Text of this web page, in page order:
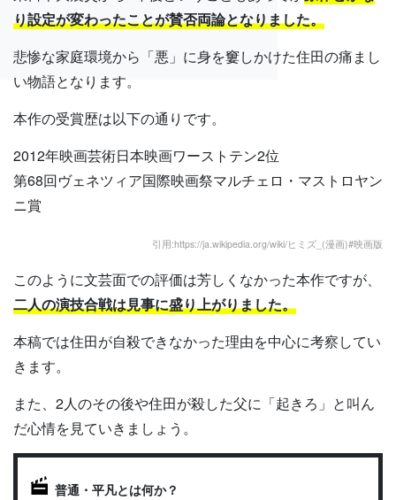
り設定が変わったことが賛否両論となりました。
悲惨な家庭環境から「悪」に身を窶しかけた住田の痛まし
い物語となります。
本作の受賞歴は以下の通りです。
2012年映画芸術日本映画ワーストテン2位
第68回ヴェネツィア国際映画祭マルチェロ・マストロヤン
ニ賞
引用:https://ja.wikipedia.org/wiki/ヒミズ_(漫画)#映画版
このように文芸面での評価は芳しくなかった本作ですが、
二人の演技合戦は見事に盛り上がりました。
本稿では住田が自殺できなかった理由を中心に考察してい
きます。
また、2人のその後や住田が殺した父に「起きろ」と叫ん
だ心情を見ていきましょう。
普通・平凡とは何か？